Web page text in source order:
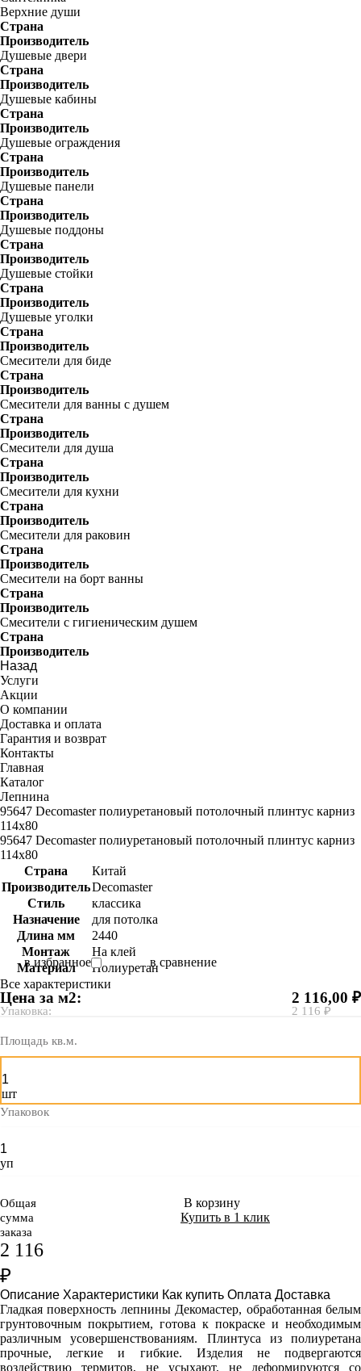
Верхние души
Страна
Производитель
Душевые двери
Страна
Производитель
Душевые кабины
Страна
Производитель
Душевые ограждения
Страна
Производитель
Душевые панели
Страна
Производитель
Душевые поддоны
Страна
Производитель
Душевые стойки
Страна
Производитель
Душевые уголки
Страна
Производитель
Смесители для биде
Страна
Производитель
Смесители для ванны с душем
Страна
Производитель
Смесители для душа
Страна
Производитель
Смесители для кухни
Страна
Производитель
Смесители для раковин
Страна
Производитель
Смесители на борт ванны
Страна
Производитель
Смесители с гигиеническим душем
Страна
Производитель
Назад
Услуги
Акции
О компании
Доставка и оплата
Гарантия и возврат
Контакты
Главная
Каталог
Лепнина
95647 Decomaster полиуретановый потолочный плинтус карниз
114x80
95647 Decomaster полиуретановый потолочный плинтус карниз
114x80
Страна
Китай
ПроизводительDecomaster
Стиль
классика
Назначение
для потолка
Длина мм
2440
Монтаж
На клей
Материал
Полиуретан
Все характеристики
в избранное в сравнение
Цена за м2:
Упаковка:
2 116,00 ₽
2 116 ₽
Площадь кв.м.
шт
Упаковок
уп
Общая
сумма
заказа
2 116
₽
В корзину
Купить в 1 клик
Описание Характеристики Как купить Оплата Доставка
Гладкая поверхность лепнины Декомастер, обработанная белым
грунтовочным покрытием, готова к покраске и необходимым
различным усовершенствованиям. Плинтуса из полиуретана
прочные, легкие и гибкие. Изделия не подвергаются
воздействию термитов, не усыхают, не деформируются со